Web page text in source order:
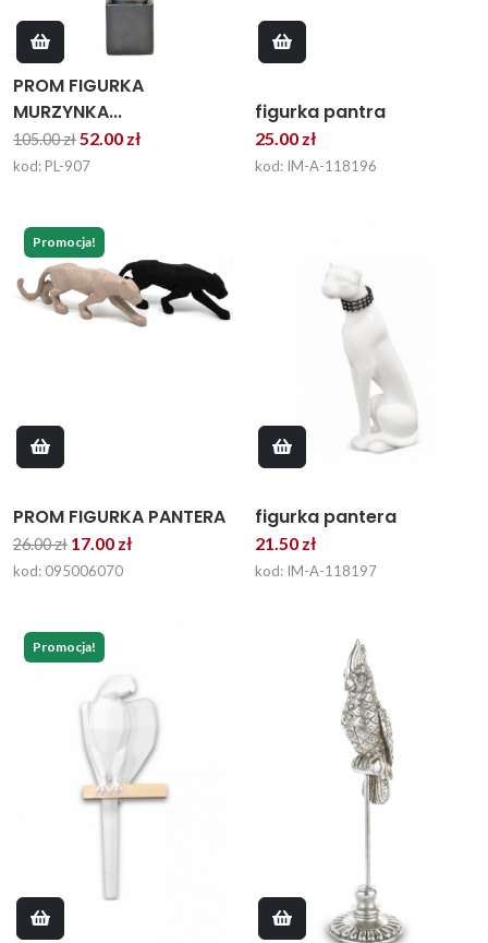
PROM FIGURKA
MURZYNKA...
105.00 zł52.00 zł
kod: PL-907
figurka pantra
25.00 zł
kod: IM-A-118196
Promocja!
PROM FIGURKA PANTERA
26.00 zł 17.00 zł
kod: 095006070
figurka pantera
21.50 zł
kod: IM-A-118197
Promocja!